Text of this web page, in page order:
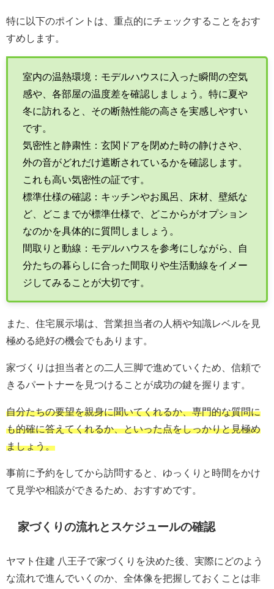
特に以下のポイントは、重点的にチェックすることをおす
すめします。
室内の温熱環境：モデルハウスに入った瞬間の空気
感や、各部屋の温度差を確認しましょう。特に夏や
冬に訪れると、その断熱性能の高さを実感しやすい
です。
気密性と静粛性：玄関ドアを閉めた時の静けさや、
外の音がどれだけ遮断されているかを確認します。
これも高い気密性の証です。
標準仕様の確認：キッチンやお風呂、床材、壁紙な
ど、どこまでが標準仕様で、どこからがオプション
なのかを具体的に質問しましょう。
間取りと動線：モデルハウスを参考にしながら、自
分たちの暮らしに合った間取りや生活動線をイメー
ジしてみることが大切です。
また、住宅展示場は、営業担当者の人柄や知識レベルを見
極める絶好の機会でもあります。
家づくりは担当者との二人三脚で進めていくため、信頼で
きるパートナーを見つけることが成功の鍵を握ります。
自分たちの要望を親身に聞いてくれるか、専門的な質問に
も的確に答えてくれるか、といった点をしっかりと見極め
ましょう。
事前に予約をしてから訪問すると、ゆっくりと時間をかけ
て見学や相談ができるため、おすすめです。
家づくりの流れとスケジュールの確認
ヤマト住建 八王子で家づくりを決めた後、実際にどのよう
な流れで進んでいくのか、全体像を把握しておくことは非